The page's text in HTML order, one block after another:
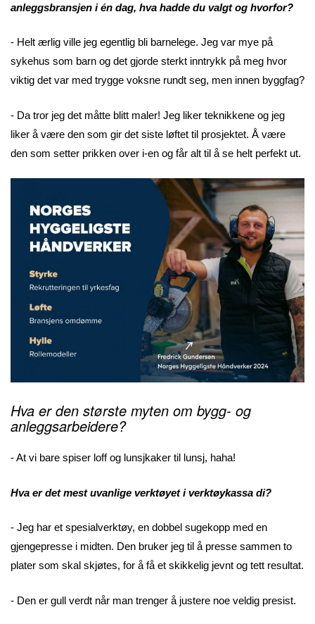
anleggsbransjen i én dag, hva hadde du valgt og hvorfor?
- Helt ærlig ville jeg egentlig bli barnelege. Jeg var mye på
sykehus som barn og det gjorde sterkt inntrykk på meg hvor
viktig det var med trygge voksne rundt seg, men innen byggfag?
- Da tror jeg det måtte blitt maler! Jeg liker teknikkene og jeg
liker å være den som gir det siste løftet til prosjektet. Å være
den som setter prikken over i-en og får alt til å se helt perfekt ut.
Hva er den største myten om bygg- og
anleggsarbeidere?
- At vi bare spiser loff og lunsjkaker til lunsj, haha!
Hva er det mest uvanlige verktøyet i verktøykassa di?
- Jeg har et spesialverktøy, en dobbel sugekopp med en
gjengepresse i midten. Den bruker jeg til å presse sammen to
plater som skal skjøtes, for å få et skikkelig jevnt og tett resultat.
- Den er gull verdt når man trenger å justere noe veldig presist.